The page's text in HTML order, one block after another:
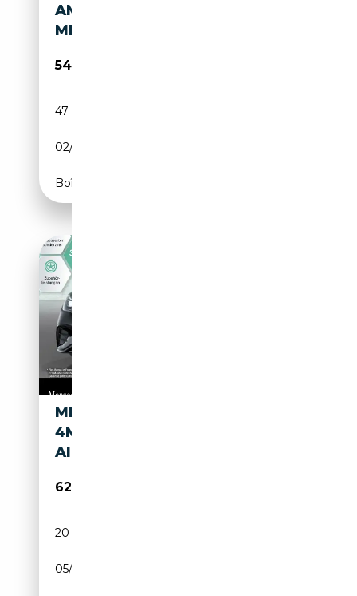
AMG/DIGITALLIGHT/AHK/AWS/
MEMORY
54 770€
47 000 km
02/2023
Boîte automatique
MERCEDES-BENZ EQE 53 AMG
4M DRIVERSP FAHRASS
AIRMAT BURMESTER TV
62 980€
20 888 km
05/2023